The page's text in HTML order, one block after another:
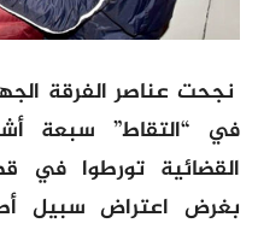
نجحت عناصر الفرقة
في “التقاط” سبعة
القضائية تورطوا في
بغرض اعتراض سبيل